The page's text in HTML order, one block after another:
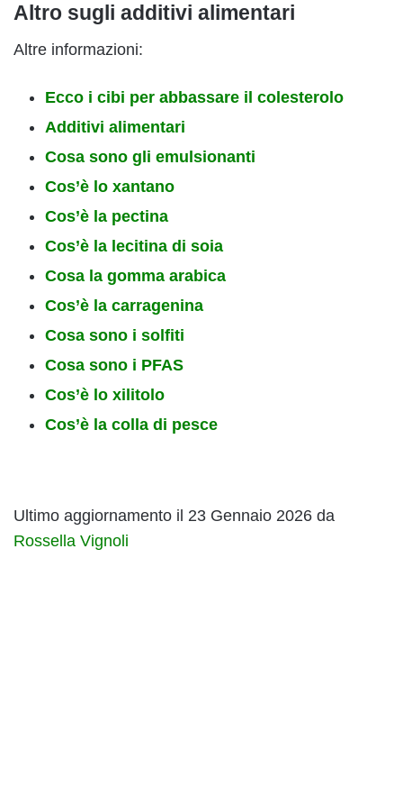
Altro sugli additivi alimentari
Altre informazioni:
Ecco i cibi per abbassare il colesterolo
Additivi alimentari
Cosa sono gli emulsionanti
Cos’è lo xantano
Cos’è la pectina
Cos’è la lecitina di soia
Cosa la gomma arabica
Cos’è la carragenina
Cosa sono i solfiti
Cosa sono i PFAS
Cos’è lo xilitolo
Cos’è la colla di pesce
Ultimo aggiornamento il 23 Gennaio 2026 da
Rossella Vignoli